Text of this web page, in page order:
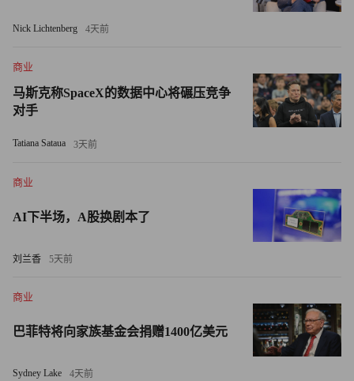
而突然走上星途，但她最近告诉《卫报》（Guardian），她
“多年来一直在创作歌曲，为成名那一刻准备了很长时间。”
即使在商界，鲨鱼坦克（Shark Tank，又称创智赢家）明星
马克·库班（Mark Cuban）也曾在1999年以57亿美元的价格
将自己的公司Broadcast.com卖给雅虎（Yahoo），一夜之间
成为亿万富翁。但在此之前，库班曾有一段时间和六个人睡
200美元都赚不到。
库班坚持不懈，耐心等待，才有了今天的成就。
“我当时就想，'我必须继续努力'。”他在2017年牛津辩论社
“这对我来说一直很有效。即使在最艰难的时候，我的态度
也是享受生活、微笑面对、闯出一条属于自己的路，并牢记
自己擅长什么。”
Nick Lichtenberg 4天前
商业
马斯克称SpaceX的数据中心将碾压竞争
对手
Tatiana Sataua 3天前
商业
AI下半场，A股换剧本了
刘兰香 5天前
商业
巴菲特将向家族基金会捐赠1400亿美元
Sydney Lake 4天前